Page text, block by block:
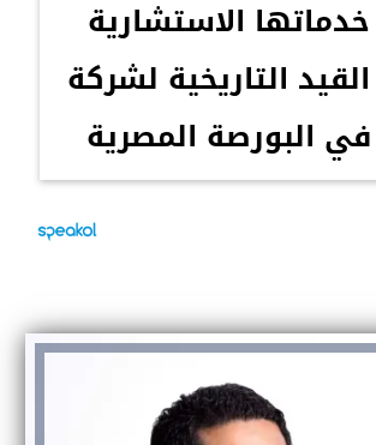
الاستشارية
التاريخية لشركة
في البورصة المصرية